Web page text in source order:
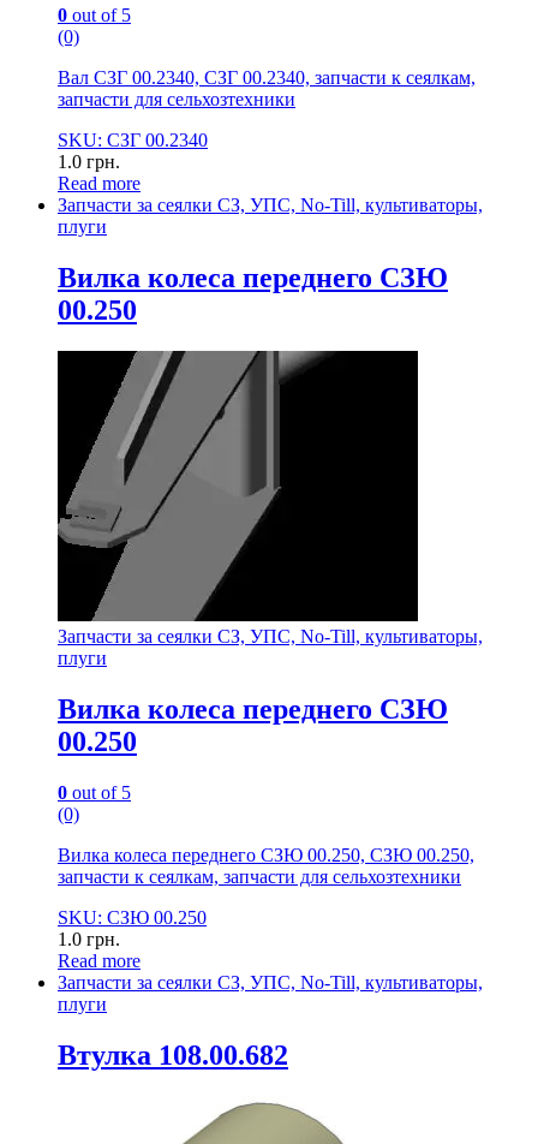
0 out of 5
(0)
Вал СЗГ 00.2340, СЗГ 00.2340, запчасти к сеялкам,
запчасти для сельхозтехники
SKU: СЗГ 00.2340
1.0 грн.
Read more
Запчасти за сеялки СЗ, УПС, No-Till, культиваторы,
плуги
Вилка колеса переднего СЗЮ
00.250
Запчасти за сеялки СЗ, УПС, No-Till, культиваторы,
плуги
Вилка колеса переднего СЗЮ
00.250
0 out of 5
(0)
Вилка колеса переднего СЗЮ 00.250, СЗЮ 00.250,
запчасти к сеялкам, запчасти для сельхозтехники
SKU: СЗЮ 00.250
1.0 грн.
Read more
Запчасти за сеялки СЗ, УПС, No-Till, культиваторы,
плуги
Втулка 108.00.682